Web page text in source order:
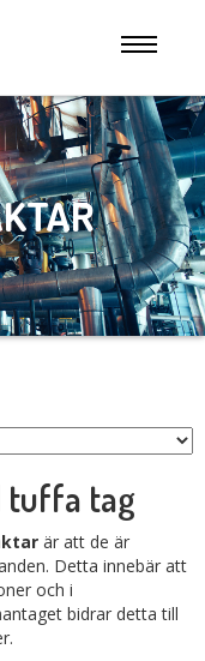
tuffa tag
är att de är
Detta innebär att
och i
bidrar detta till